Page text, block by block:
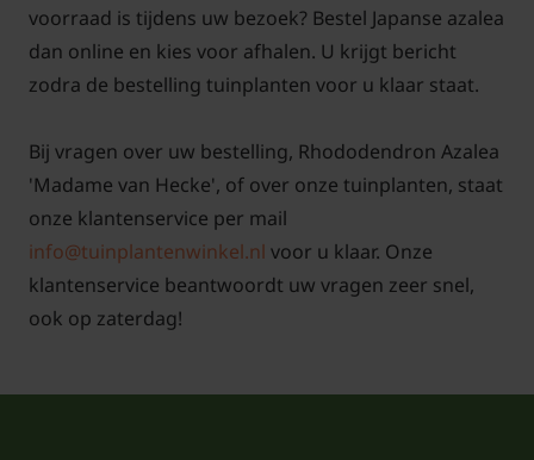
voorraad is tijdens uw bezoek? Bestel Japanse azalea
dan online en kies voor afhalen. U krijgt bericht
zodra de bestelling tuinplanten voor u klaar staat.
Bij vragen over uw bestelling, Rhododendron Azalea
'Madame van Hecke', of over onze tuinplanten, staat
onze klantenservice per mail
info@tuinplantenwinkel.nl voor u klaar. Onze
klantenservice beantwoordt uw vragen zeer snel,
ook op zaterdag!